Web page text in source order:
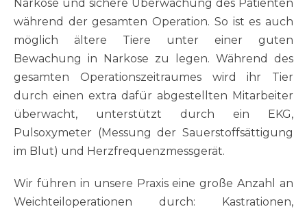
Narkose und sichere Überwachung des Patienten
während der gesamten Operation. So ist es auch
möglich ältere Tiere unter einer guten
Bewachung in Narkose zu legen. Während des
gesamten Operationszeitraumes wird ihr Tier
durch einen extra dafür abgestellten Mitarbeiter
überwacht, unterstützt durch ein EKG,
Pulsoxymeter (Messung der Sauerstoffsättigung
im Blut) und Herzfrequenzmessgerät.
Wir führen in unsere Praxis eine große Anzahl an
Weichteiloperationen durch: Kastrationen,